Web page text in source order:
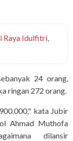
Raya Idulfitri,
24 orang,
ringan 272 orang.
kata Jubir
Ahmad Muthofa
dilansir